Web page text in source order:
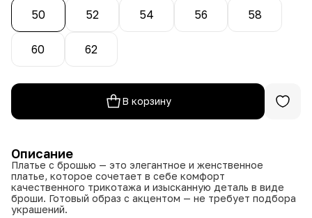
50 52 54 56 58
60 62
В корзину
Описание
Платье с брошью — это элегантное и женственное
платье, которое сочетает в себе комфорт
качественного трикотажа и изысканную деталь в виде
броши. Готовый образ с акцентом — не требует подбора
украшений.